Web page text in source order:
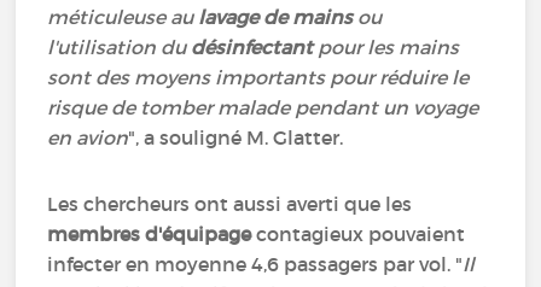
méticuleuse au lavage de mainsou
l'utilisation du désinfectantpour les mains
sont des moyens importants pour réduire le
risque de tomber malade pendant un voyage
en avion", a souligné M. Glatter.
Les chercheurs ont aussi averti que les
membres d'équipagecontagieux pouvaient
infecter en moyenne 4,6 passagers par vol. "Il